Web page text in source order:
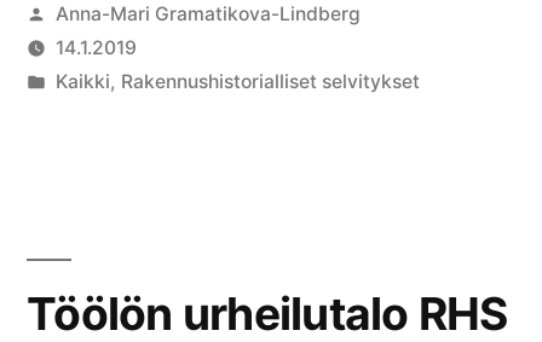
Anna-Mari Gramatikova-Lindberg
14.1.2019
Kaikki, Rakennushistorialliset selvitykset
Töölön urheilutalo RHS